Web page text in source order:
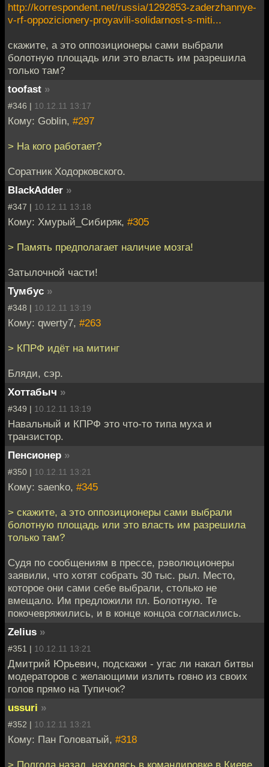
http://korrespondent.net/russia/1292853-zaderzhannye-
v-rf-oppozicionery-proyavili-solidarnost-s-miti...
скажите, а это оппозиционеры сами выбрали
болотную площадь или это власть им разрешила
только там?
toofast »
#346 | 10.12.11 13:17
Кому: Goblin, #297
> На кого работает?
Соратник Ходорковского.
BlackAdder »
#347 | 10.12.11 13:18
Кому: Хмурый_Сибиряк, #305
> Память предполагает наличие мозга!
Затылочной части!
Тумбус »
#348 | 10.12.11 13:19
Кому: qwerty7, #263
> КПРФ идёт на митинг
Бляди, сэр.
Хоттабыч »
#349 | 10.12.11 13:19
Навальный и КПРФ это что-то типа муха и
транзистор.
Пенсионер »
#350 | 10.12.11 13:21
Кому: saenko, #345
> скажите, а это оппозиционеры сами выбрали
болотную площадь или это власть им разрешила
только там?
Судя по сообщениям в прессе, рэволюционеры
заявили, что хотят собрать 30 тыс. рыл. Место,
которое они сами себе выбрали, столько не
вмещало. Им предложили пл. Болотную. Те
покочевряжились, и в конце концоа согласились.
Zelius »
#351 | 10.12.11 13:21
Дмитрий Юрьевич, подскажи - угас ли накал битвы
модераторов с желающими излить говно из своих
голов прямо на Тупичок?
ussuri »
#352 | 10.12.11 13:21
Кому: Пан Головатый, #318